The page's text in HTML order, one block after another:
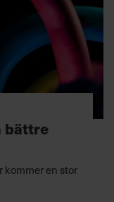
bättre
kommer en stor